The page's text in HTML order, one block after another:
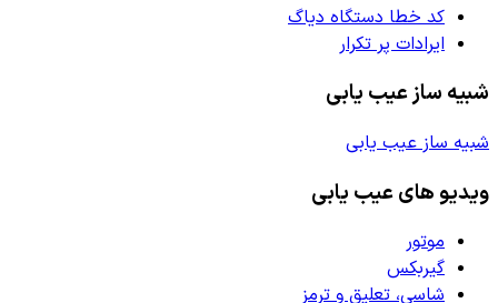
کد خطا دستگاه دیاگ
ایرادات پر تکرار
شبیه ساز عیب یابی
شبیه ساز عیب یابی
ویدیو های عیب یابی
موتور
گیربکس
شاسی، تعلیق و ترمز